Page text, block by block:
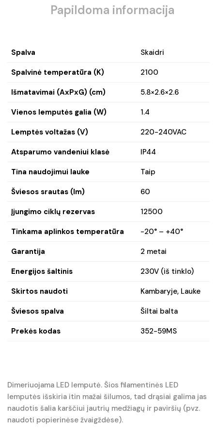
Papildoma informacija
Spalva Skaidri
Spalvinė temperatūra (K) 2100
Išmatavimai (AxPxG) (cm) 5.8×2.6×2.6
Vienos lemputės galia (W) 1.4
Lemptės voltažas (V) 220-240VAC
Atsparumo vandeniui klasė IP44
Tina naudojimui lauke Taip
Šviesos srautas (lm) 60
Įjungimo ciklų rezervas 12500
Tinkama aplinkos temperatūra -20° – +40°
Garantija 2 metai
Energijos šaltinis 230V (iš tinklo)
Skirtos naudoti Kambaryje, Lauke
Šviesos spalva Šiltai balta
Prekės kodas 352-59MS
Dimeriuojama LED lemputė. Šios filamentinės LED
lemputės išskiria itin mažai šilumos, tad drąsiai galima jas
naudotis šalia karščiui jautrių medžiagų ir paviršių (pvz.
naudoti popierinėse žvaigždėse).